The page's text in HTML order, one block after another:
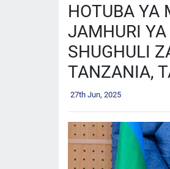
HOTUBA YA
JAMHURI
SHUGHULI
TANZANIA,
27th Jun, 2025